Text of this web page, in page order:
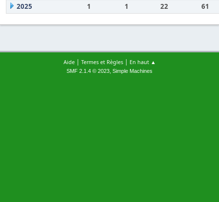
2025
1 1 22 61
Aide| Termes et Règles| En haut ▲
SMF 2.1.4 © 2023, Simple Machines